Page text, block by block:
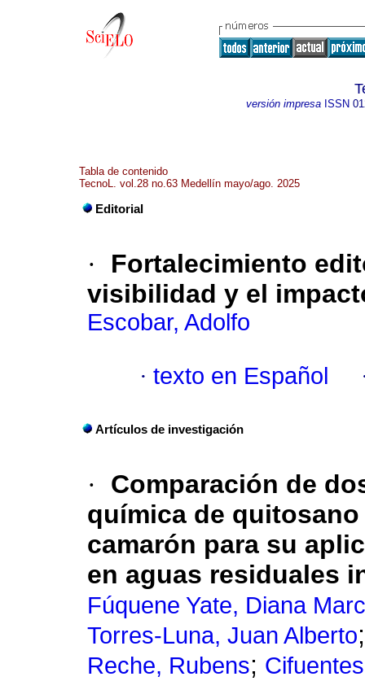
versión impresaISSN
Tabla de contenido
TecnoL. vol.28 no.63 Medellín mayo/ago. 2025
Editorial
·
Fortalecimiento
visibilidad y el
Escobar, Adolfo
· texto en Español
Artículos de investigación
·
Comparación de
química de
camarón para su
en aguas residuales
Fúquene Yate, Diana
Torres-Luna, Juan Alberto
Reche, Rubens;